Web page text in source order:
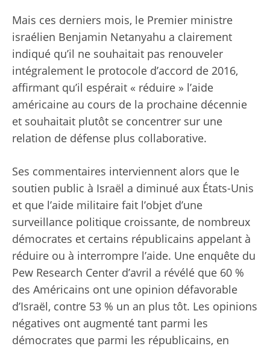
Mais ces derniers mois, le Premier ministre
israélien Benjamin Netanyahu a clairement
indiqué qu’il ne souhaitait pas renouveler
intégralement le protocole d’accord de 2016,
affirmant qu’il espérait « réduire » l’aide
américaine au cours de la prochaine décennie
et souhaitait plutôt se concentrer sur une
relation de défense plus collaborative.
Ses commentaires interviennent alors que le
soutien public à Israël a diminué aux États-Unis
et que l’aide militaire fait l’objet d’une
surveillance politique croissante, de nombreux
démocrates et certains républicains appelant à
réduire ou à interrompre l’aide. Une enquête du
Pew Research Center d’avril a révélé que 60 %
des Américains ont une opinion défavorable
d’Israël, contre 53 % un an plus tôt. Les opinions
négatives ont augmenté tant parmi les
démocrates que parmi les républicains, en